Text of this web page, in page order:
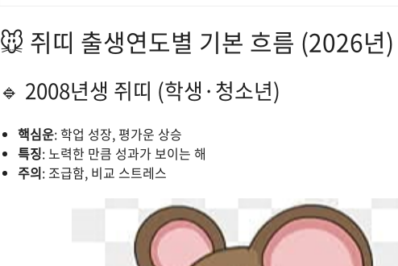
🐭 쥐띠 출생연도별 기본 흐름 (2026년)
🔹 2008년생 쥐띠 (학생·청소년)
핵심운: 학업 성장, 평가운 상승
특징: 노력한 만큼 성과가 보이는 해
주의: 조급함, 비교 스트레스